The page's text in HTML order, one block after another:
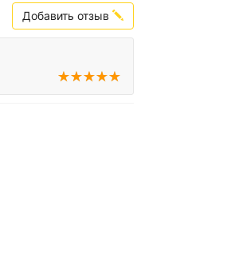
Добавить отзыв